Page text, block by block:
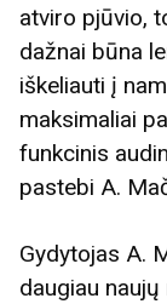
atviro pjūvio,
dažnai būna
iškeliauti į
maksimaliai
funkcinis
pastebi A.
Gydytojas A.
daugiau